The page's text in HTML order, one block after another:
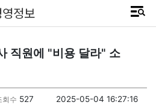
정보
직원에 "비용 달라" 소
회수 527 2025-05-04 16:27:16